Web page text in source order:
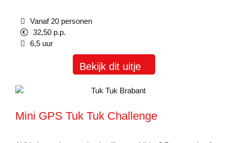
Vanaf 20 personen
32,50 p.p.
6,5 uur
Bekijk dit uitje
Mini GPS Tuk Tuk Challenge